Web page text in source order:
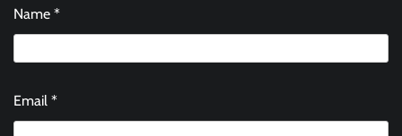
Name *
Email *